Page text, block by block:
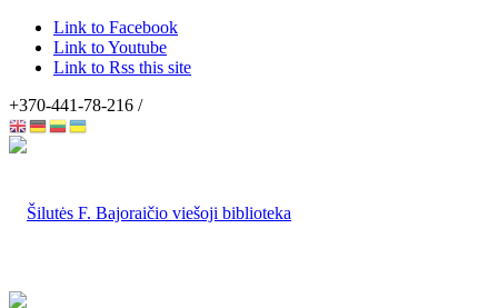
Link to Facebook
Link to Youtube
Link to Rss this site
+370-441-78-216 /